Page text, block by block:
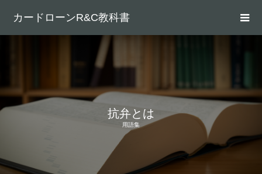
カードローンR&C教科書
抗弁とは
用語集